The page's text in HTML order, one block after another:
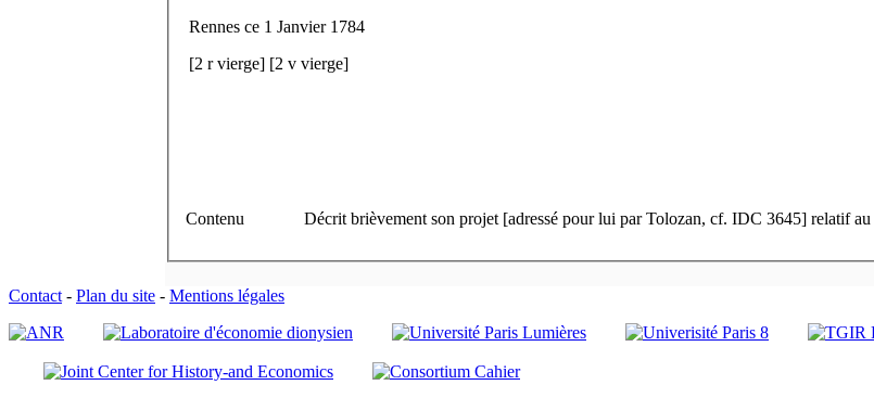
Rennes ce 1 Janvier 1784
[2 rvierge] [2 v vierge]
Contenu Décrit brièvement son projet [adressé pour lui par Tolozan, cf. IDC 3645] relatif
Contact - Plan du site - Mentions légales